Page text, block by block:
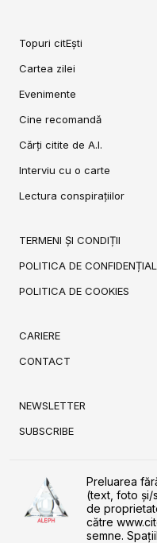
Topuri citEști
Cartea zilei
Evenimente
Cine recomandă
Cărți citite de A.I.
Interviu cu o carte
Lectura conspirațiilor
TERMENI ȘI CONDIȚII
POLITICA DE
POLITICA DE COOKIES
CARIERE
CONTACT
NEWSLETTER
SUBSCRIBE
Preluarea
(text, foto și/
de
către
semne.